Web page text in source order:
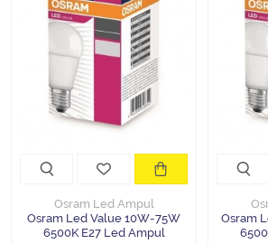
Osram Led Ampul
Osram Led Value 10W-75W
6500K E27 Led Ampul
Osram